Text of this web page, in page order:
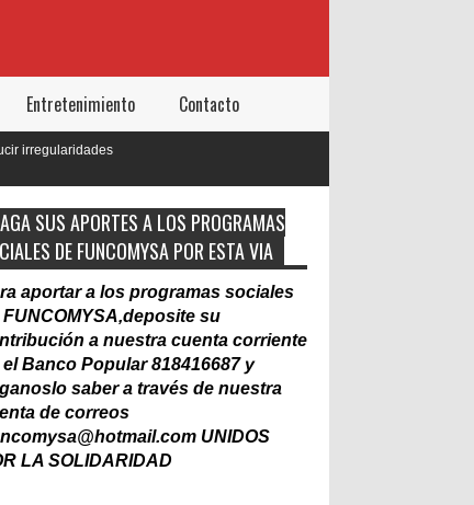
Entretenimiento Contacto
SUS APORTES A LOS PROGRAMAS
DE FUNCOMYSA POR ESTA VIA
aportar a los programas sociales
FUNCOMYSA,deposite su
a nuestra cuenta corriente
el Banco Popular 818416687 y
saber a través de nuestra
de correos
UNIDOS
LA SOLIDARIDAD